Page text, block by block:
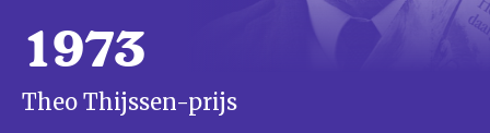
1973
Theo Thijssen-prijs